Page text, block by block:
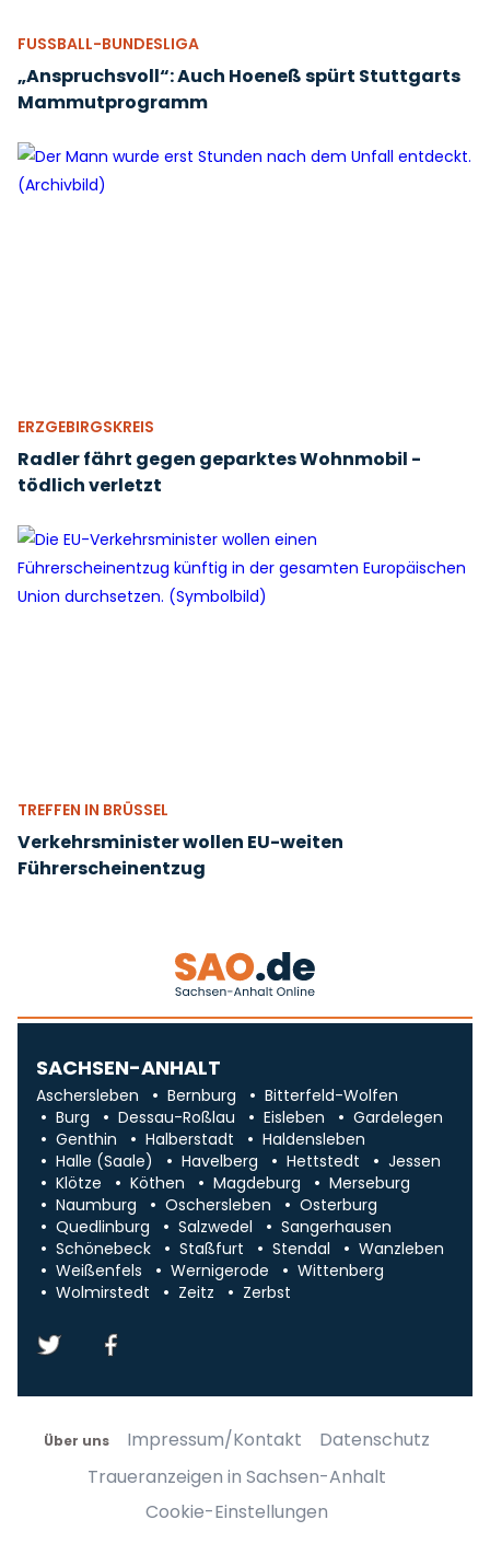
FUSSBALL-BUNDESLIGA
„Anspruchsvoll“: Auch Hoeneß spürt Stuttgarts
Mammutprogramm
ERZGEBIRGSKREIS
Radler fährt gegen geparktes Wohnmobil -
tödlich verletzt
TREFFEN IN BRÜSSEL
Verkehrsminister wollen EU-weiten
Führerscheinentzug
SACHSEN-ANHALT
Aschersleben Bernburg
Bitterfeld-Wolfen
Burg
Dessau-Roßlau Eisleben
Gardelegen
Genthin
Halberstadt
Haldensleben
Halle (Saale)
Havelberg Hettstedt
Jessen
Klötze
Köthen Magdeburg
Merseburg
Naumburg
Oschersleben
Osterburg
Quedlinburg
Salzwedel
Sangerhausen
Schönebeck
Staßfurt Stendal
Wanzleben
Weißenfels
Wernigerode
Wittenberg
Wolmirstedt
Zeitz Zerbst
Über uns Impressum/Kontakt
Datenschutz
Traueranzeigen in Sachsen-Anhalt
Cookie-Einstellungen